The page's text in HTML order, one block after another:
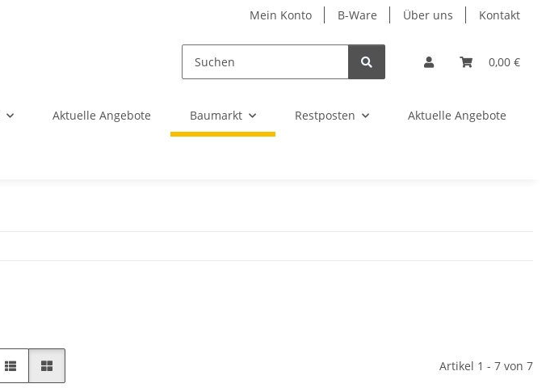
Mein Konto B-Ware Über uns Kontakt
0,00 €
Aktuelle Angebote Baumarkt Restposten Aktuelle Angebote
Artikel 1 - 7 von 7